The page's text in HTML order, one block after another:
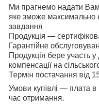
Ми прагнемо надати
яке зможе максимально
завдання
Продукція —
Гарантійне
Продукція бере участь
компенсації на
Термін постачання від
Умови купівлі — плата в
час отримання.